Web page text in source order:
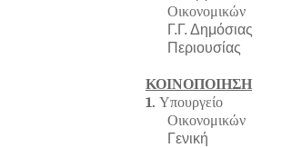
Οικονομικών
Γ.Γ. Δημόσιας
Περιουσίας
ΚΟΙΝΟΠΟΙΗΣΗ
1. Υπουργείο
Οικονομικών
Γενική